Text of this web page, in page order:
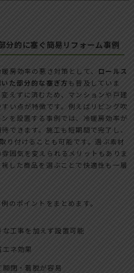
分的に塞ぐ簡易リフォーム事例
房効率の悪さ対策として、 ロールス
た部分的な塞ぎ方も普及していま
えずに済むため、マンションや戸建
い点が特徴です。例えばリビング吹
を設置する事例では、冷暖房効率が
できます。施工も短期間で完了し、
り付けることも可能です。選ぶ素材
囲気を変えられるメリットもありま
した商品を選ぶことで快適性も一層
のポイントをまとめます。
工事を加えず設置可能
ネ効果
閉・着脱が容易